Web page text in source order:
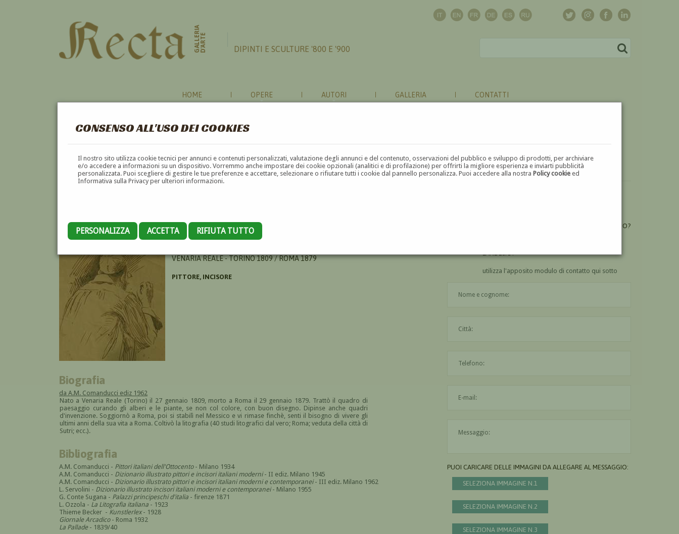
CONSENSO ALL'USO DEI COOKIES
Il nostro sito utilizza cookie tecnici per annunci e contenuti personalizzati, valutazione degli annunci e del contenuto, osservazioni del pubblico e sviluppo di prodotti, per archiviare
e/o accedere a informazioni su un dispositivo. Vorremmo anche impostare dei cookie opzionali (analitici e di profilazione) per offrirti la migliore esperienza e inviarti pubblicità
personalizzata. Puoi scegliere di gestire le tue preferenze e accettare, selezionare o rifiutare tutti i cookie dal pannello personalizza. Puoi accedere alla nostraPolicy cookie ed
Informativa sulla Privacy per ulteriori informazioni.
PERSONALIZZA ACCETTA RIFIUTA TUTTO
GALLERIAD'ARTE DIPINTI E SCULTURE '800 E '900
HOME OPERE AUTORI GALLERIA CONTATTI
EUGENIO LANDESIO
VENARIA REALE - TORINO 1809 / ROMA 1879
PITTORE, INCISORE
Biografia
da A.M. Comanducci ediz 1962
Nato a Venaria Reale (Torino) il 27 gennaio 1809, morto a Roma il 29 gennaio 1879. Trattò il quadro di
paesaggio curando gli alberi e le piante, se non col colore, con buon disegno. Dipinse anche quadri
d'invenzione. Soggiornò a Roma, poi si stabilì nel Messico e vi rimase finchè, senti il bisogno di vivere gli
ultimi anni della sua vita a Roma. Coltivò la litografia (40 studi litografici dal vero; Roma; veduta della città di
Sutri; ecc.).
Bibliografia
A.M. Comanducci - Pittori italiani dell'Ottocento- Milano 1934
A.M. Comanducci - Dizionario illustrato pittori e incisori italiani moderni- II ediz. Milano 1945
A.M. Comanducci - Dizionario illustrato pittori e incisori italiani moderni e contemporanei- III ediz. Milano 1962
L. Servolini - Dizionario illustrato incisori italiani moderni e contemporanei- Milano 1955
G. Conte Sugana - Palazzi principeschi d'italia - firenze 1871
L. Ozzola - La Litografia italiana - 1923
Thieme Becker - Kunstlerlex- 1928
Giornale Arcadico- Roma 1932
La Pallade - 1839/40
UN'OPERA DI EUGENIO LANDESIO?
LANDESIO?
utilizza l'apposito modulo di contatto qui sotto
PUOI CARICARE DELLE IMMAGINI DA ALLEGARE AL MESSAGGIO:
SELEZIONA IMMAGINE N.1
SELEZIONA IMMAGINE N.2
SELEZIONA IMMAGINE N.3